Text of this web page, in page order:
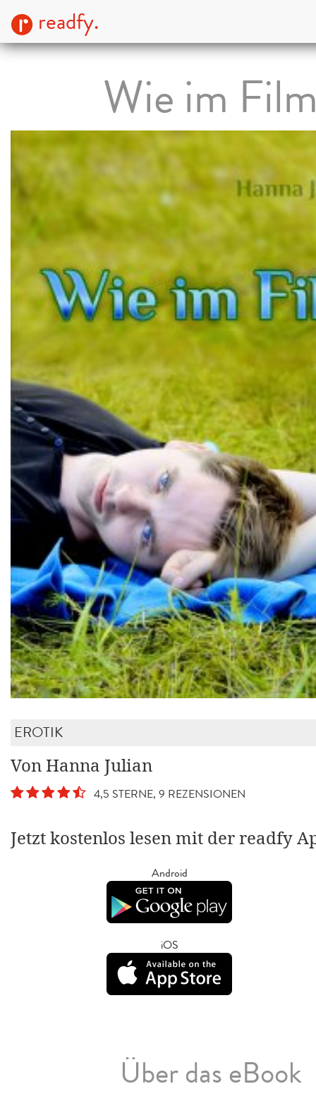
readfy.
Wie im
EROTIK
Von Hanna Julian
4,5 STERNE, 9 REZENSIONEN
Jetzt kostenlos lesen mit der readfy
Android
iOS
Über das eBook